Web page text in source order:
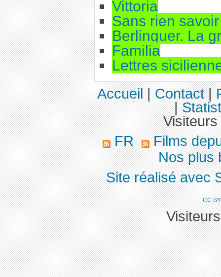
Vittoria
Sans rien savoir
Berlinguer. La
Familia
Lettres
Accueil|Contact|
|
FR
Films
Nos plus
Site réalisé avec
CC